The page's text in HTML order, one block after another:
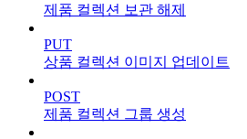
제품 컬렉션 보관 해제
PUT
상품 컬렉션 이미지 업데이트
POST
제품 컬렉션 그룹 생성